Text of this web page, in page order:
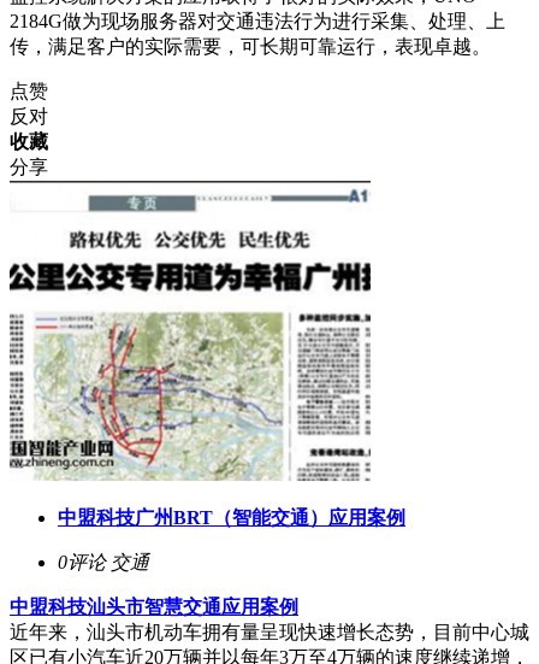
2184G做为现场服务器对交通违法行为进行采集、处理、上
传，满足客户的实际需要，可长期可靠运行，表现卓越。
点赞
反对
收藏
分享
中盟科技广州BRT（智能交通）应用案例
0评论交通
中盟科技汕头市智慧交通应用案例
近年来，汕头市机动车拥有量呈现快速增长态势，目前中心城
区已有小汽车近20万辆并以每年3万至4万辆的速度继续递增，